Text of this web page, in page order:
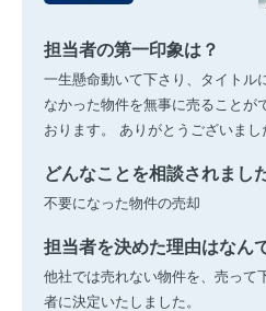
担当者の第一印象は？
一生懸命動いて下さり、タイトル
なかった物件を無事に売ることが
おります。 ありがとうございまし
どんなことを相談されまし
不要になった物件の売却
担当者を決めた理由はなん
他社では売れない物件を、売って
者に決定いたしました。